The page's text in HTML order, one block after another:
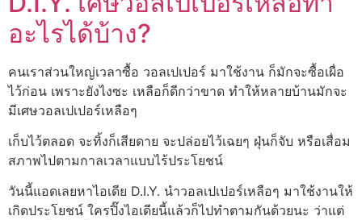
อะไรได้บ้าง?
คนเราส่วนใหญ่เวลาซื้อ วอลเปเปอร์ มาใช้งาน ก็มักจะซื้อเผื่อ
ไว้ก่อน เพราะยังไงซะ เหลือก็ดีกว่าขาด ทำให้หลายบ้านมักจะ
มีเศษวอลเปเปอร์เหลือๆ
เก็บไว้ตลอด จะทิ้งก็เสียดาย จะปล่อยไว้เฉยๆ ฝุ่นก็จับ หรือเสื่อม
สภาพไปตามกาลเวลาแบบไร้ประโยชน์
วันนี้แอดเลยหาไอเดีย D.I.Y. นำวอลเปเปอร์เหลือๆ มาใช้งานให้
เกิดประโยชน์ ใครปิ๊งไอเดียนี้แล้วก็ไปทำตามกันด้วยนะ ว่าแต่